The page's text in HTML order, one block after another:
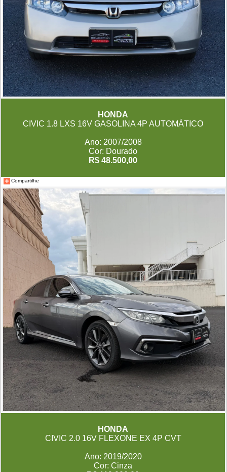
HONDA
CIVIC 1.8 LXS 16V GASOLINA 4P AUTOMÁTICO
Ano: 2007/2008
Cor: Dourado
R$ 48.500,00
Compartilhe
HONDA
CIVIC 2.0 16V FLEXONE EX 4P CVT
Ano: 2019/2020
Cor: Cinza